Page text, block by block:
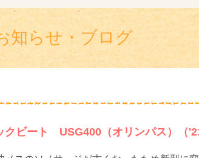
知らせ・ブログ
クビート USG400（オリンパス）（